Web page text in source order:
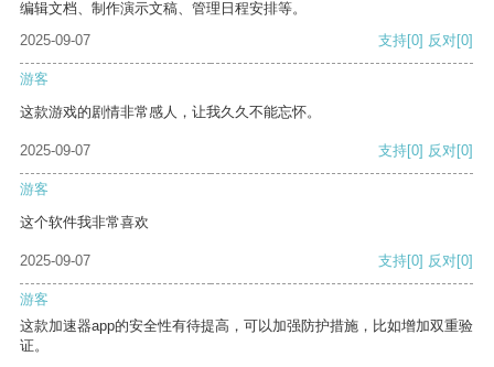
编辑文档、制作演示文稿、管理日程安排等。
2025-09-07
支持[0] 反对[0]
游客
这款游戏的剧情非常感人，让我久久不能忘怀。
2025-09-07 支持[0] 反对[0]
游客
这个软件我非常喜欢
2025-09-07 支持[0] 反对[0]
游客
这款加速器app的安全性有待提高，可以加强防护措施，比如增加双重验
证。